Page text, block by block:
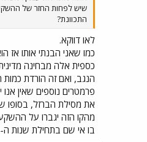
שיש לפחות החזר של
התכוונת?
לאו דווקא.
כמו שאני הבנתי אותו אז
כספית אלה מבחינה מדינית
פרמטרים נוספים שאין אנו
מהקו הזה יגברו על
בו אי שם בתחילת שנות ה-2000...